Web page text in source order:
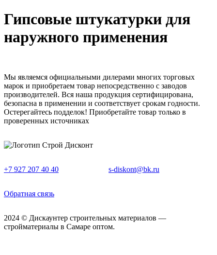
Гипсовые штукатурки для
наружного применения
Мы являемся официальными дилерами многих торговых
марок и приобретаем товар непосредственно с заводов
производителей. Вся наша продукция сертифицирована,
безопасна в применении и соответствует срокам годности.
Остерегайтесь подделок! Приобретайте товар только в
проверенных источниках
+7 927 207 40 40 s-diskont@bk.ru
Обратная связь
2024 © Дискаунтер строительных материалов —
стройматериалы в Самаре оптом.